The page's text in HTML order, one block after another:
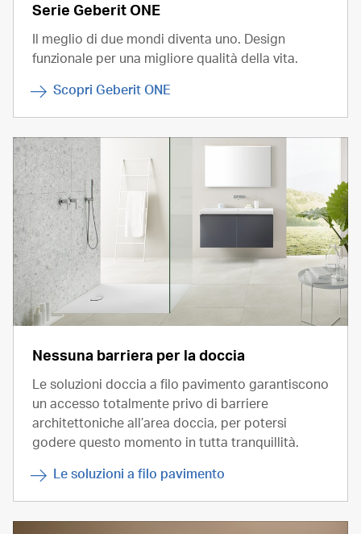
Serie Geberit ONE
Il meglio di due mondi diventa uno. Design
funzionale per una migliore qualità della vita.
Scopri Geberit ONE
Nessuna barriera per la doccia
Le soluzioni doccia a filo pavimento garantiscono
un accesso totalmente privo di barriere
architettoniche all’area doccia, per potersi
godere questo momento in tutta tranquillità.
Le soluzioni a filo pavimento